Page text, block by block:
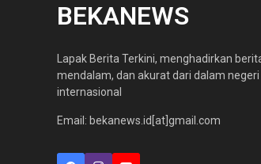
BEKANEWS
Lapak Berita Terkini, menghadirkan
mendalam, dan akurat dari dalam
internasional
Email: bekanews.id[at]gmail.com